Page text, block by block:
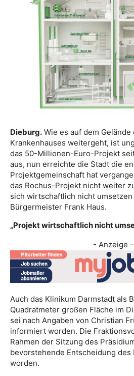
Dieburg. Wie es auf dem
Krankenhauses weitergeht, ist
das 50-Millionen-Euro-Projekt
aus, nun erreichte die Stadt die
Projektgemeinschaft hat
das Rochus-Projekt nicht weiter
sich wirtschaftlich nicht umsetzen
Bürgermeister Frank Haus.
„Projekt wirtschaftlich nicht
- Anzeige -
Auch das Klinikum Darmstadt als
Quadratmeter großen Fläche im
sei nach Angaben von Christian
informiert worden. Die
Rahmen der Sitzung des
bevorstehende Entscheidung
worden.